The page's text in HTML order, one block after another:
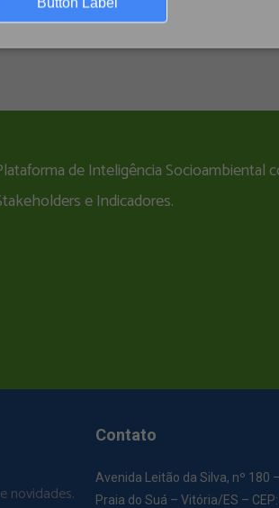
de Inteligência Socioambiental
e Indicadores.
novidades.
Contato
Avenida Leitão da Silva, nº 180
Praia do Suá – Vitória/ES –